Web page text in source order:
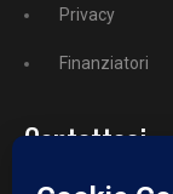
Privacy
Finanziatori
Contattaci